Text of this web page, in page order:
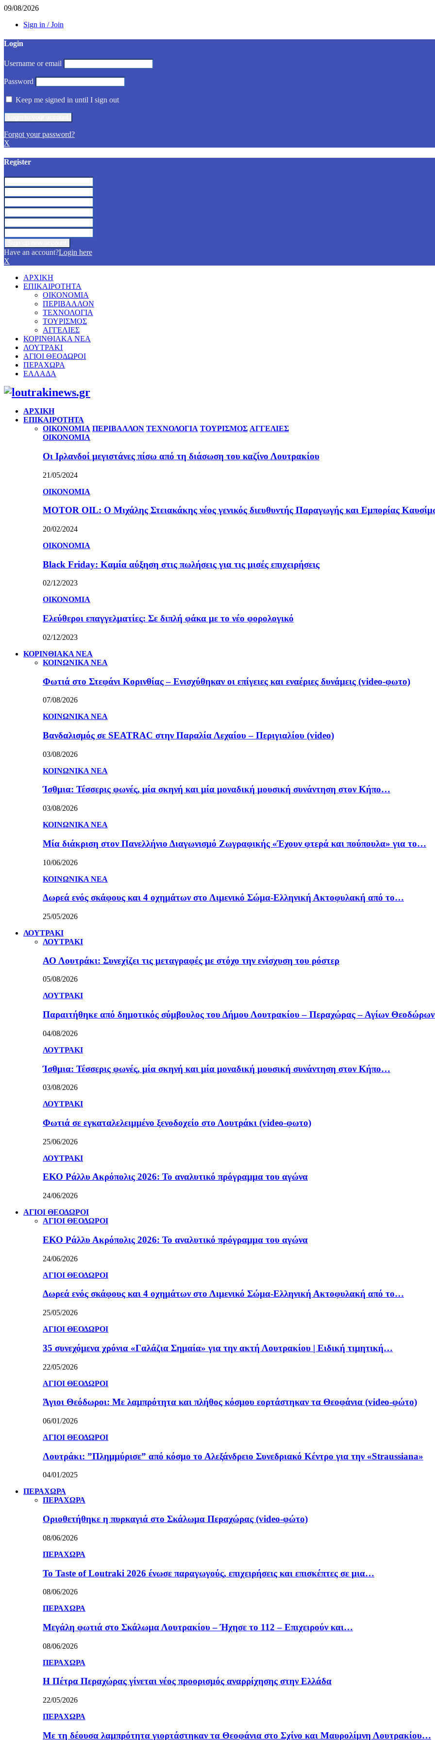
09/08/2026
Sign in / Join
Login
Username or email
Password
Keep me signed in until I sign out
Forgot your password?
X
Register
Have an account?Login here
X
ΑΡΧΙΚΗ
ΕΠΙΚΑΙΡΟΤΗΤΑ
ΟΙΚΟΝΟΜΙΑ
ΠΕΡΙΒΑΛΛΟΝ
ΤΕΧΝΟΛΟΓΙΑ
ΤΟΥΡΙΣΜΟΣ
ΑΓΓΕΛΙΕΣ
ΚΟΡΙΝΘΙΑΚΑ ΝΕΑ
ΛΟΥΤΡΑΚΙ
ΑΓΙΟΙ ΘΕΟΔΩΡΟΙ
ΠΕΡΑΧΩΡΑ
ΕΛΛΑΔΑ
Facebook
Twitter
Instagram
Pinterest
Youtube
ΑΡΧΙΚΗ
ΕΠΙΚΑΙΡΟΤΗΤΑ
ΟΙΚΟΝΟΜΙΑ ΠΕΡΙΒΑΛΛΟΝ ΤΕΧΝΟΛΟΓΙΑ ΤΟΥΡΙΣΜΟΣ ΑΓΓΕΛΙΕΣ
ΟΙΚΟΝΟΜΙΑ
Οι Ιρλανδοί μεγιστάνες πίσω από τη διάσωση του καζίνο Λουτρακίου
21/05/2024
ΟΙΚΟΝΟΜΙΑ
MOTOR OIL: Ο Μιχάλης Στειακάκης νέος γενικός διευθυντής Παραγωγής και Εμπορίας
20/02/2024
ΟΙΚΟΝΟΜΙΑ
Black Friday: Καμία αύξηση στις πωλήσεις για τις μισές επιχειρήσεις
02/12/2023
ΟΙΚΟΝΟΜΙΑ
Ελεύθεροι επαγγελματίες: Σε διπλή φάκα με το νέο φορολογικό
02/12/2023
ΚΟΡΙΝΘΙΑΚΑ ΝΕΑ
ΚΟΙΝΩΝΙΚΑ ΝΕΑ
Φωτιά στο Στεφάνι Κορινθίας – Ενισχύθηκαν οι επίγειες και εναέριες δυνάμεις (video-φωτο)
07/08/2026
ΚΟΙΝΩΝΙΚΑ ΝΕΑ
Βανδαλισμός σε SEATRAC στην Παραλία Λεχαίου – Περιγιαλίου (video)
03/08/2026
ΚΟΙΝΩΝΙΚΑ ΝΕΑ
Ίσθμια: Τέσσερις φωνές, μία σκηνή και μία μοναδική μουσική συνάντηση στον Κήπο…
03/08/2026
ΚΟΙΝΩΝΙΚΑ ΝΕΑ
Μία διάκριση στον Πανελλήνιο Διαγωνισμό Ζωγραφικής «Έχουν φτερά και πούπουλα» για το…
10/06/2026
ΚΟΙΝΩΝΙΚΑ ΝΕΑ
Δωρεά ενός σκάφους και 4 οχημάτων στο Λιμενικό Σώμα-Ελληνική Ακτοφυλακή από το…
25/05/2026
ΛΟΥΤΡΑΚΙ
ΛΟΥΤΡΑΚΙ
ΑΟ Λουτράκι: Συνεχίζει τις μεταγραφές με στόχο την ενίσχυση του ρόστερ
05/08/2026
ΛΟΥΤΡΑΚΙ
Παραιτήθηκε από δημοτικός σύμβουλος του Δήμου Λουτρακίου – Περαχώρας – Αγίων
04/08/2026
ΛΟΥΤΡΑΚΙ
Ίσθμια: Τέσσερις φωνές, μία σκηνή και μία μοναδική μουσική συνάντηση στον Κήπο…
03/08/2026
ΛΟΥΤΡΑΚΙ
Φωτιά σε εγκαταλελειμμένο ξενοδοχείο στο Λουτράκι (video-φωτο)
25/06/2026
ΛΟΥΤΡΑΚΙ
ΕΚΟ Ράλλυ Ακρόπολις 2026: Το αναλυτικό πρόγραμμα του αγώνα
24/06/2026
ΑΓΙΟΙ ΘΕΟΔΩΡΟΙ
ΑΓΙΟΙ ΘΕΟΔΩΡΟΙ
ΕΚΟ Ράλλυ Ακρόπολις 2026: Το αναλυτικό πρόγραμμα του αγώνα
24/06/2026
ΑΓΙΟΙ ΘΕΟΔΩΡΟΙ
Δωρεά ενός σκάφους και 4 οχημάτων στο Λιμενικό Σώμα-Ελληνική Ακτοφυλακή από το…
25/05/2026
ΑΓΙΟΙ ΘΕΟΔΩΡΟΙ
35 συνεχόμενα χρόνια «Γαλάζια Σημαία» για την ακτή Λουτρακίου | Ειδική τιμητική…
22/05/2026
ΑΓΙΟΙ ΘΕΟΔΩΡΟΙ
Άγιοι Θεόδωροι: Με λαμπρότητα και πλήθος κόσμου εορτάστηκαν τα Θεοφάνια (video-φώτο)
06/01/2026
ΑΓΙΟΙ ΘΕΟΔΩΡΟΙ
Λουτράκι: ”Πλημμύρισε” από κόσμο το Αλεξάνδρειο Συνεδριακό Κέντρο για την «Straussiana»
04/01/2025
ΠΕΡΑΧΩΡΑ
ΠΕΡΑΧΩΡΑ
Οριοθετήθηκε η πυρκαγιά στο Σκάλωμα Περαχώρας (video-φώτο)
08/06/2026
ΠΕΡΑΧΩΡΑ
Το Taste of Loutraki 2026 ένωσε παραγωγούς, επιχειρήσεις και επισκέπτες σε μια…
08/06/2026
ΠΕΡΑΧΩΡΑ
Μεγάλη φωτιά στο Σκάλωμα Λουτρακίου – Ήχησε το 112 – Επιχειρούν και…
08/06/2026
ΠΕΡΑΧΩΡΑ
Η Πέτρα Περαχώρας γίνεται νέος προορισμός αναρρίχησης στην Ελλάδα
22/05/2026
ΠΕΡΑΧΩΡΑ
Με τη δέουσα λαμπρότητα γιορτάστηκαν τα Θεοφάνια στο Σχίνο και Μαυρολίμνη Λουτρακίου…